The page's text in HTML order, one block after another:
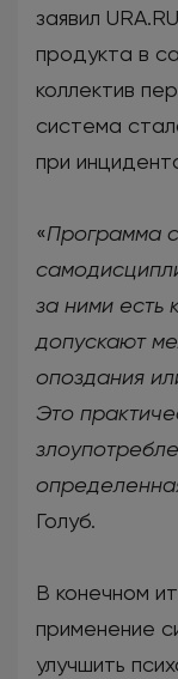
заявил
продукта в
коллектив
система
при
«Программа
за ними есть
допускают
опоздания
Это
Голуб.
В конечном
применение
улучшить